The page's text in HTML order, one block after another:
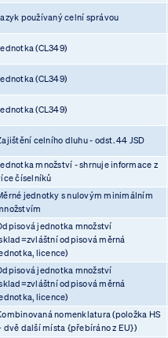
používaný celní správou
(CL349)
(CL349)
(CL349)
celního dluhu - odst. 44 JSD
množství - shrnuje informace z
číselníků
jednotky s nulovým minimálním
jednotka množství
odpisová měrná
licence)
jednotka množství
odpisová měrná
licence)
nomenklatura (položka HS
dvě další místa {přebíráno z EU})